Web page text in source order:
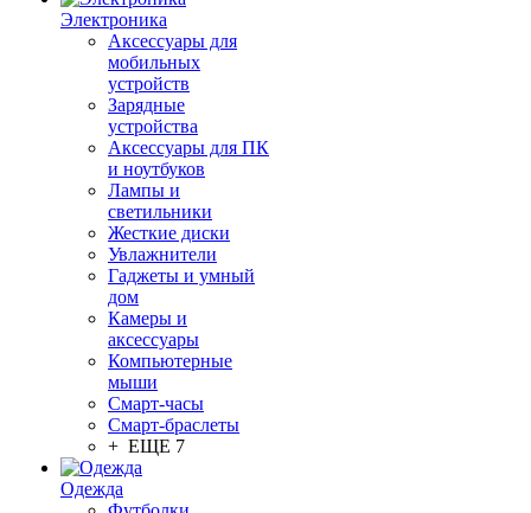
Электроника
Аксессуары для
мобильных
устройств
Зарядные
устройства
Аксессуары для ПК
и ноутбуков
Лампы и
светильники
Жесткие диски
Увлажнители
Гаджеты и умный
дом
Камеры и
аксессуары
Компьютерные
мыши
Смарт-часы
Смарт-браслеты
+ ЕЩЕ 7
Одежда